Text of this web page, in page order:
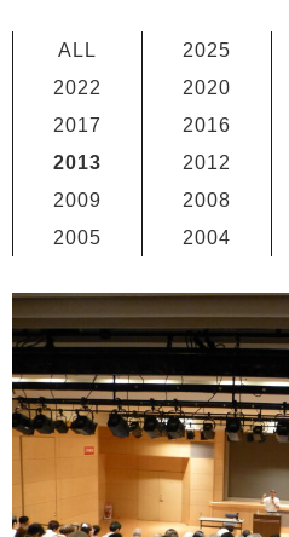
ALL 2025
2022
2020
2017
2016
2013
2012
2009
2008
2005
2004